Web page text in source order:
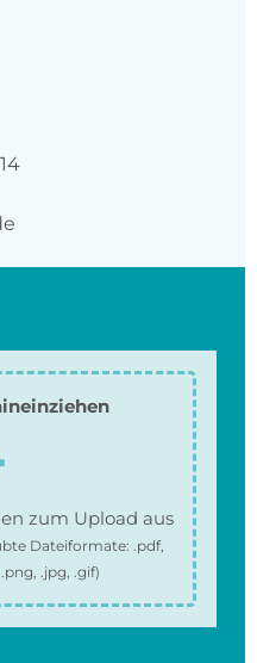
zum Upload aus
Dateiformate: .pdf,
.jpg, .gif)